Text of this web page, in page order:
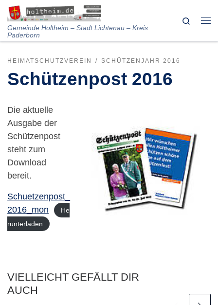
Skip to content
Gemeinde Holtheim – Stadt Lichtenau – Kreis
Paderborn
Search
HEIMATSCHUTZVEREIN SCHÜTZENJAHR 2016
Schützenpost 2016
Die aktuelle
Ausgabe der
Schützenpost
steht zum
Download
bereit.
Schuetzenpost_
2016_mon
He
runterladen
VIELLEICHT GEFÄLLT DIR
AUCH